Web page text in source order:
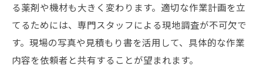
る薬剤や機材も大きく変わります。適切な作業計画を立
てるためには、専門スタッフによる現地調査が不可欠で
す。現場の写真や見積もり書を活用して、具体的な作業
内容を依頼者と共有することが望まれます。